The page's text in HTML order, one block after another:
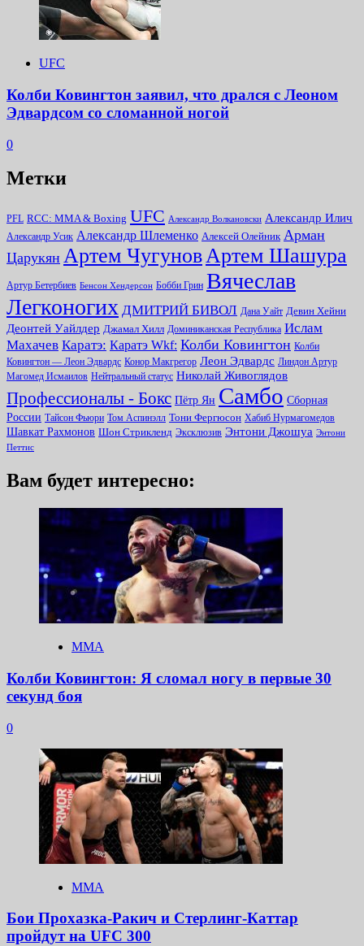
UFC
Колби Ковингтон заявил, что дрался с Леоном
Эдвардсом со сломанной ногой
0
Метки
PFL RCC: MMA & Boxing UFC Александр Волкановски Александр Илич
Александр Усик Александр Шлеменко Алексей Олейник Арман
Царукян Артем ЧугуновАртем Шашура
Артур Бетербиев Бенсон Хендерсон Бобби Грин Вячеслав
Легконогих ДМИТРИЙ БИВОЛ Дана Уайт Девин Хейни
Деонтей Уайлдер Джамал Хилл Доминиканская Республика Ислам
Махачев Каратэ: Каратэ Wkf: Колби Ковингтон Колби
Ковингтон — Леон Эдвардс Конор Макгрегор Леон Эдвардс Линдон Артур
Магомед Исмаилов Нейтральный статус Николай Живоглядов
Профессионалы - Бокс Пётр Ян Самбо Сборная
России Тайсон Фьюри Том Аспинэлл Тони Фергюсон Хабиб Нурмагомедов
Шавкат Рахмонов Шон Стрикленд Эксклюзив Энтони Джошуа Энтони
Петтис
Вам будет интересно:
ММА
Колби Ковингтон: Я сломал ногу в первые 30
секунд боя
0
ММА
Бои Прохазка-Ракич и Стерлинг-Каттар
пройдут на UFC 300